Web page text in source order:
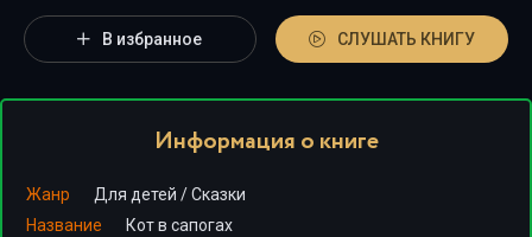
В избранное СЛУШАТЬ КНИГУ
Информация о книге
Жанр Для детей /Сказки
Название
Кот в сапогах